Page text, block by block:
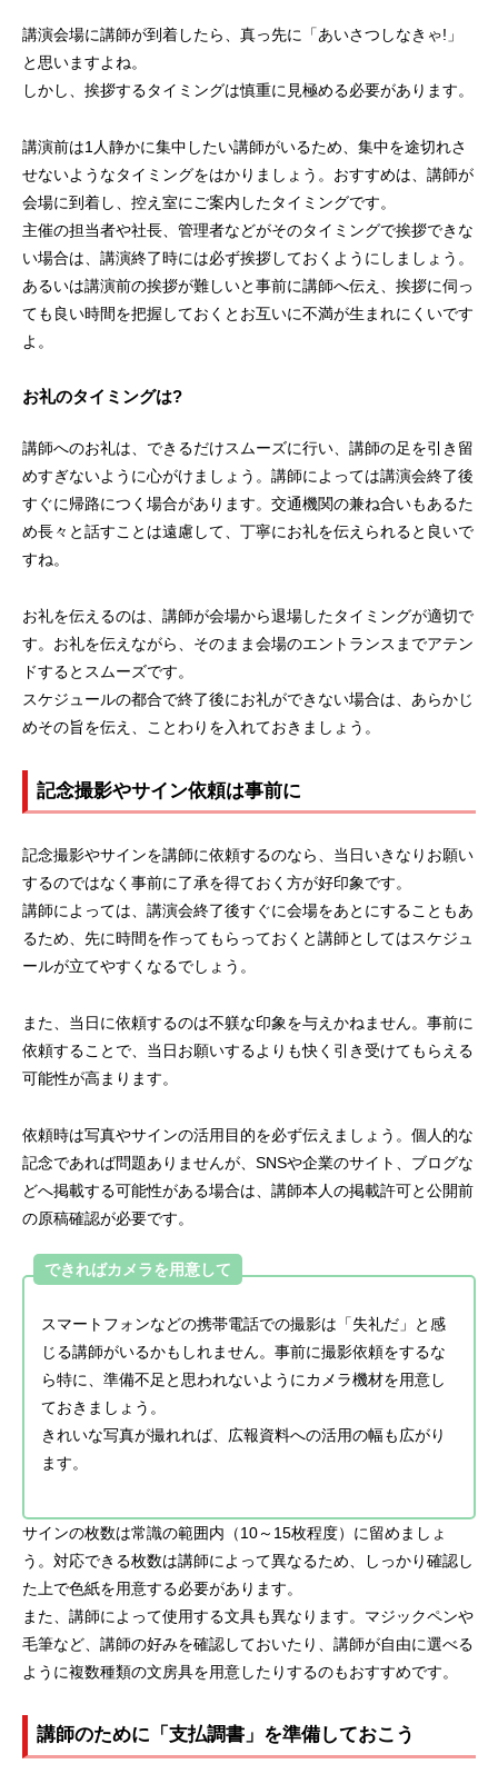
講演会場に講師が到着したら、真っ先に「あいさつしなきゃ!」
と思いますよね。
しかし、挨拶するタイミングは慎重に見極める必要があります。
講演前は1人静かに集中したい講師がいるため、集中を途切れさ
せないようなタイミングをはかりましょう。おすすめは、講師が
会場に到着し、控え室にご案内したタイミングです。
主催の担当者や社長、管理者などがそのタイミングで挨拶できな
い場合は、講演終了時には必ず挨拶しておくようにしましょう。
あるいは講演前の挨拶が難しいと事前に講師へ伝え、挨拶に伺っ
ても良い時間を把握しておくとお互いに不満が生まれにくいです
よ。
お礼のタイミングは?
講師へのお礼は、できるだけスムーズに行い、講師の足を引き留
めすぎないように心がけましょう。講師によっては講演会終了後
すぐに帰路につく場合があります。交通機関の兼ね合いもあるた
め長々と話すことは遠慮して、丁寧にお礼を伝えられると良いで
すね。
お礼を伝えるのは、講師が会場から退場したタイミングが適切で
す。お礼を伝えながら、そのまま会場のエントランスまでアテン
ドするとスムーズです。
スケジュールの都合で終了後にお礼ができない場合は、あらかじ
めその旨を伝え、ことわりを入れておきましょう。
記念撮影やサイン依頼は事前に
記念撮影やサインを講師に依頼するのなら、当日いきなりお願い
するのではなく事前に了承を得ておく方が好印象です。
講師によっては、講演会終了後すぐに会場をあとにすることもあ
るため、先に時間を作ってもらっておくと講師としてはスケジュ
ールが立てやすくなるでしょう。
また、当日に依頼するのは不躾な印象を与えかねません。事前に
依頼することで、当日お願いするよりも快く引き受けてもらえる
可能性が高まります。
依頼時は写真やサインの活用目的を必ず伝えましょう。個人的な
記念であれば問題ありませんが、SNSや企業のサイト、ブログな
どへ掲載する可能性がある場合は、講師本人の掲載許可と公開前
の原稿確認が必要です。
できればカメラを用意して
スマートフォンなどの携帯電話での撮影は「失礼だ」と感
じる講師がいるかもしれません。事前に撮影依頼をするな
ら特に、準備不足と思われないようにカメラ機材を用意し
ておきましょう。
きれいな写真が撮れれば、広報資料への活用の幅も広がり
ます。
サインの枚数は常識の範囲内（10～15枚程度）に留めましょ
う。対応できる枚数は講師によって異なるため、しっかり確認し
た上で色紙を用意する必要があります。
また、講師によって使用する文具も異なります。マジックペンや
毛筆など、講師の好みを確認しておいたり、講師が自由に選べる
ように複数種類の文房具を用意したりするのもおすすめです。
講師のために「支払調書」を準備しておこう